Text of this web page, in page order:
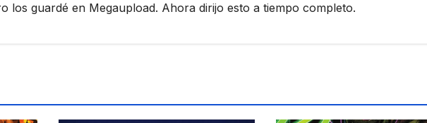
los guardé en Megaupload. Ahora dirijo esto a tiempo completo.